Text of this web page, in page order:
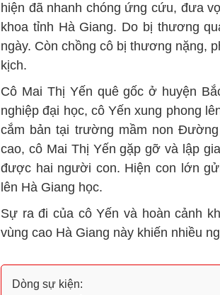
hiện đã nhanh chóng ứng cứu, đưa
khoa tỉnh Hà Giang. Do bị thương
ngày. Còn chồng cô bị thương nặng,
kịch.
Cô Mai Thị Yến quê gốc ở huyện
nghiệp đại học, cô Yến xung phong
cắm bản tại trường mầm non
cao, cô Mai Thị Yến gặp gỡ và lập
được hai người con. Hiện con lớn
lên Hà Giang học.
Sự ra đi của cô Yến và hoàn cảnh
vùng cao Hà Giang này khiến nhiều
Dòng sự kiện: